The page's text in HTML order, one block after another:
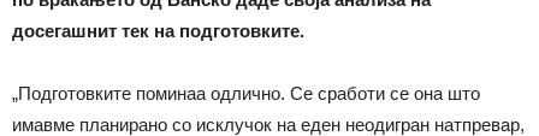
досегашнит тек на подготовките.
„Подготовките поминаа одлично. Се сработи се она што
имавме планирано со исклучок на еден неодигран натпревар,